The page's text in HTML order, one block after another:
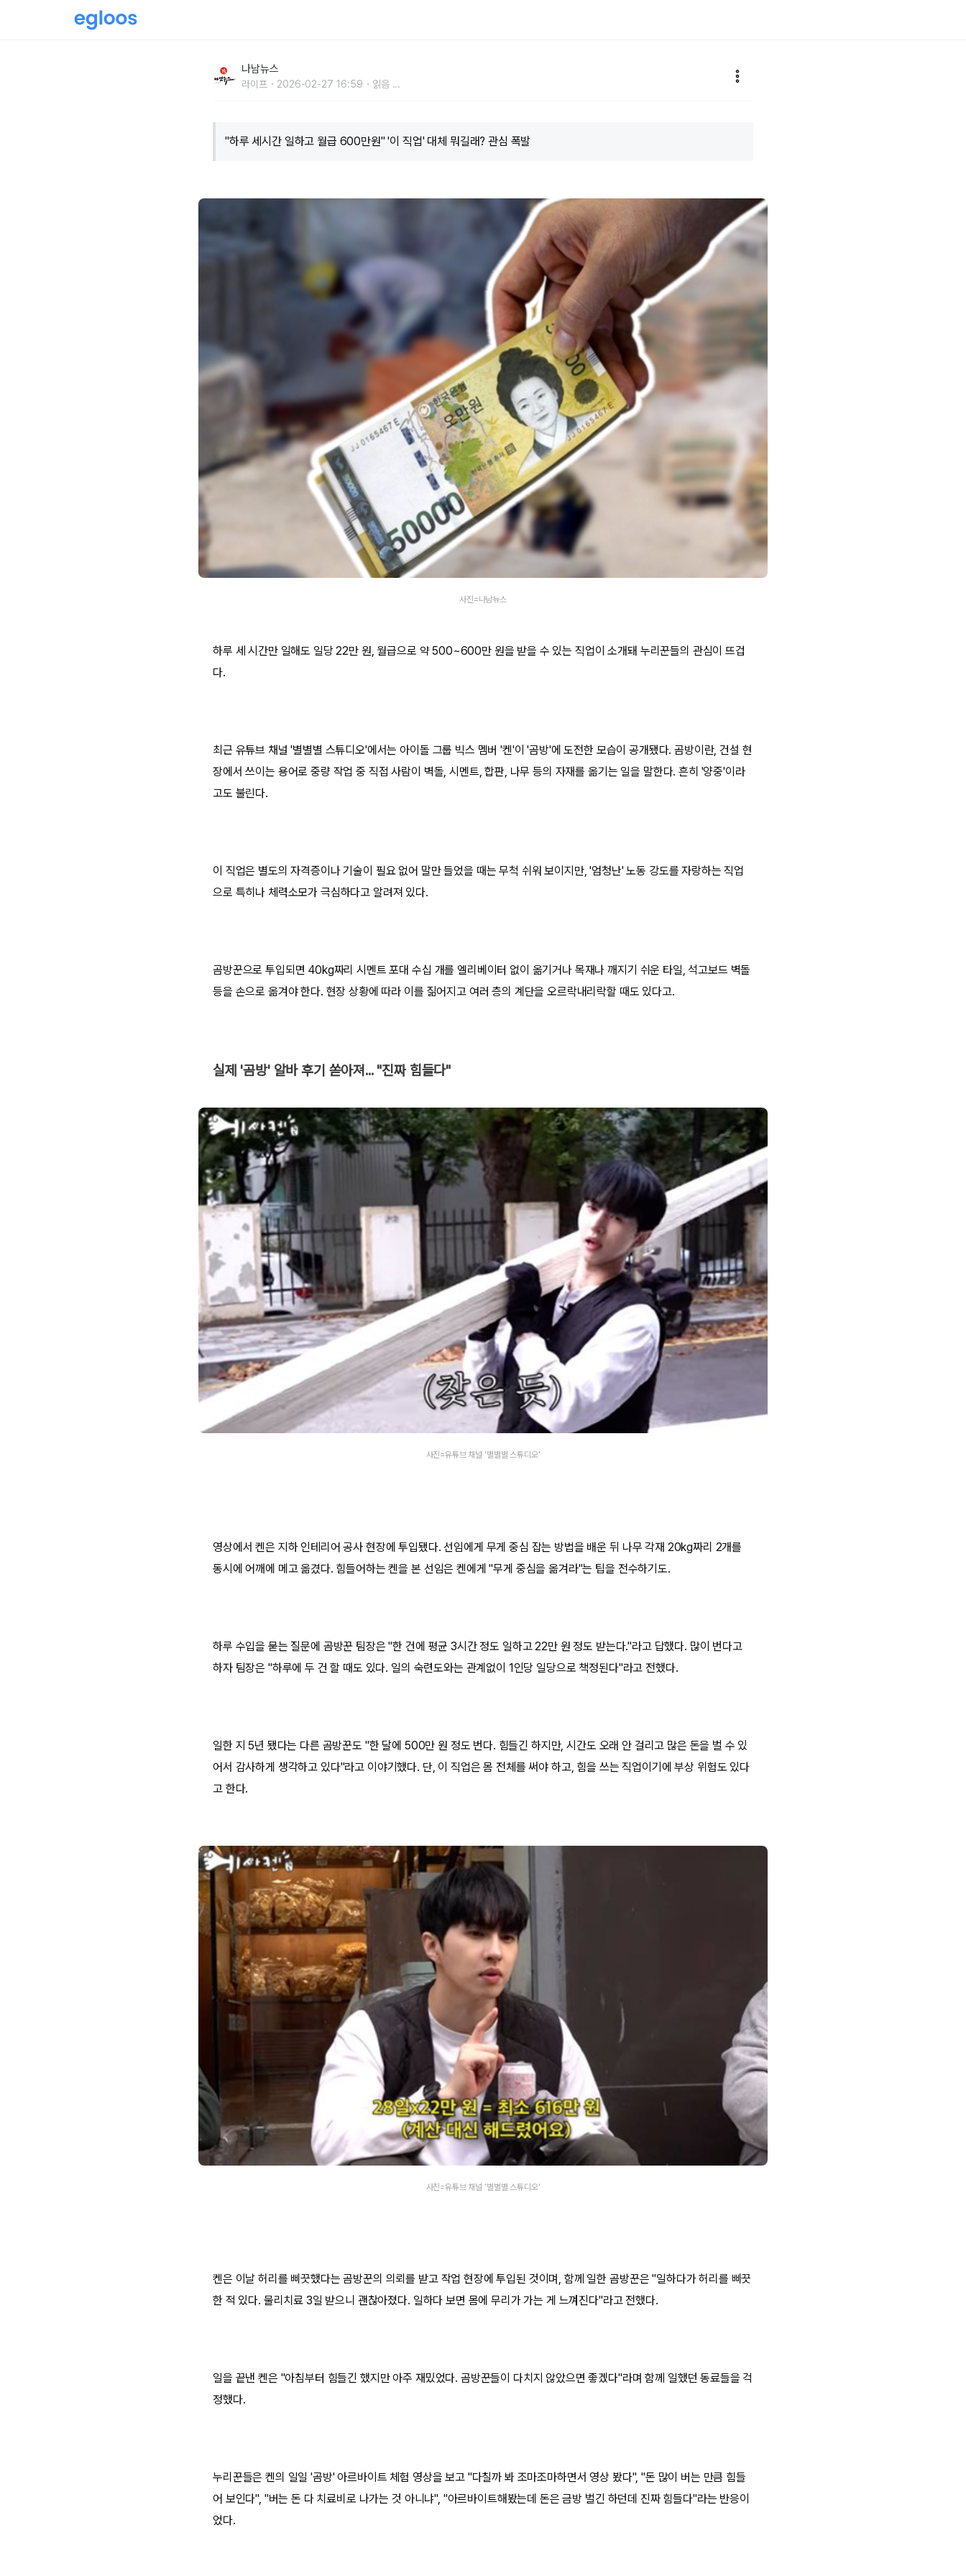
나남뉴스
라이프 2026-02-27 16:59 읽음 ...
"하루 세시간 일하고 월급 600만원" '이 직업' 대체 뭐길래? 관심 폭발
사진=나남뉴스
하루 세 시간만 일해도 일당 22만 원, 월급으로 약 500~600만 원을 받을 수 있는 직업이 소개돼 누리꾼들의 관심이 뜨겁
다.
최근 유튜브 채널 '별별별 스튜디오'에서는 아이돌 그룹 빅스 멤버 '켄'이 '곰방'에 도전한 모습이 공개됐다. 곰방이란, 건설 현
장에서 쓰이는 용어로 중량 작업 중 직접 사람이 벽돌, 시멘트, 합판, 나무 등의 자재를 옮기는 일을 말한다. 흔히 '양중'이라
고도 불린다.
이 직업은 별도의 자격증이나 기술이 필요 없어 말만 들었을 때는 무척 쉬워 보이지만, '엄청난' 노동 강도를 자랑하는 직업
으로 특히나 체력소모가 극심하다고 알려져 있다.
곰방꾼으로 투입되면 40kg짜리 시멘트 포대 수십 개를 엘리베이터 없이 옮기거나 목재나 깨지기 쉬운 타일, 석고보드 벽돌
등을 손으로 옮겨야 한다. 현장 상황에 따라 이를 짊어지고 여러 층의 계단을 오르락내리락할 때도 있다고.
실제 '곰방' 알바 후기 쏟아져... "진짜 힘들다"
사진=유튜브 채널 '별별별 스튜디오'
영상에서 켄은 지하 인테리어 공사 현장에 투입됐다. 선임에게 무게 중심 잡는 방법을 배운 뒤 나무 각재 20kg짜리 2개를
동시에 어깨에 메고 옮겼다. 힘들어하는 켄을 본 선임은 켄에게 "무게 중심을 옮겨라"는 팁을 전수하기도.
하루 수입을 묻는 질문에 곰방꾼 팀장은 "한 건에 평균 3시간 정도 일하고 22만 원 정도 받는다."라고 답했다. 많이 번다고
하자 팀장은 "하루에 두 건 할 때도 있다. 일의 숙련도와는 관계없이 1인당 일당으로 책정된다"라고 전했다.
일한 지 5년 됐다는 다른 곰방꾼도 "한 달에 500만 원 정도 번다. 힘들긴 하지만, 시간도 오래 안 걸리고 많은 돈을 벌 수 있
어서 감사하게 생각하고 있다"라고 이야기했다. 단, 이 직업은 몸 전체를 써야 하고, 힘을 쓰는 직업이기에 부상 위험도 있다
고 한다.
사진=유튜브 채널 '별별별 스튜디오'
켄은 이날 허리를 삐끗했다는 곰방꾼의 의뢰를 받고 작업 현장에 투입된 것이며, 함께 일한 곰방꾼은 "일하다가 허리를 삐끗
한 적 있다. 물리치료 3일 받으니 괜찮아졌다. 일하다 보면 몸에 무리가 가는 게 느껴진다"라고 전했다.
일을 끝낸 켄은 "아침부터 힘들긴 했지만 아주 재밌었다. 곰방꾼들이 다치지 않았으면 좋겠다"라며 함께 일했던 동료들을 걱
정했다.
누리꾼들은 켄의 일일 '곰방' 아르바이트 체험 영상을 보고 "다칠까 봐 조마조마하면서 영상 봤다", "돈 많이 버는 만큼 힘들
어 보인다", "버는 돈 다 치료비로 나가는 것 아니냐", "아르바이트해봤는데 돈은 금방 벌긴 하던데 진짜 힘들다"라는 반응이
었다.